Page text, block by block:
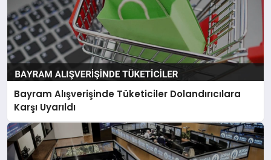
Bayram Alışverişinde Tüketiciler Dolandırıcılara
Karşı Uyarıldı